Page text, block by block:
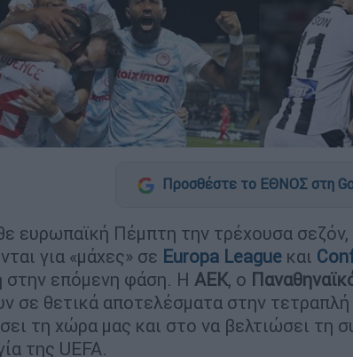
Προσθέστε το ΕΘΝΟΣ στη
ευρωπαϊκή Πέμπτη την τρέχουσα σεζόν,
για «μάχες» σε Europa League και
στην επόμενη φάση. Η ΑΕΚ, ο
σε θετικά αποτελέσματα στην
τη χώρα μας και στο να βελτιώσει τη
της UEFA.